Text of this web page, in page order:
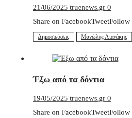
21/06/2025 truenews.gr 0
Share on FacebookTweetFollow
Δημοσιεύσεις Μανώλης Λιανάκης
Έξω από τα δόντια
19/05/2025 truenews.gr 0
Share on FacebookTweetFollow